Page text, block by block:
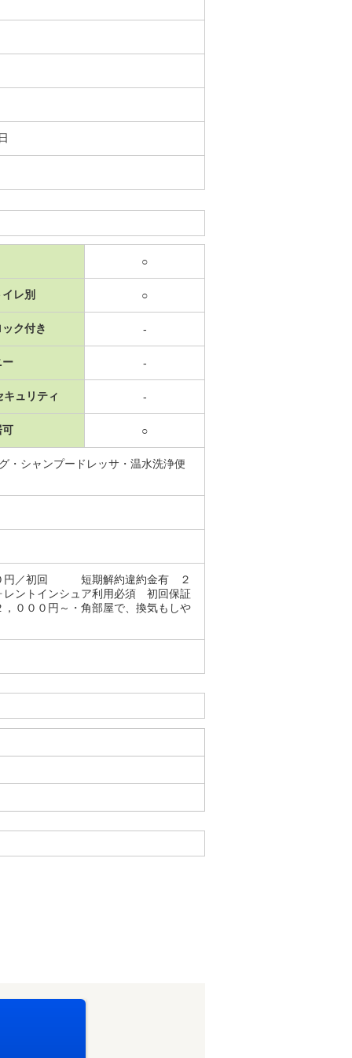
○
レ別 ○
ク付き -
ー -
キュリティ -
可 ○
・シャンプードレッサ・温水洗浄便
０円／初回 短期解約違約金有 ２
レントインシュア利用必須 初回保証
０００円～・角部屋で、換気もしや